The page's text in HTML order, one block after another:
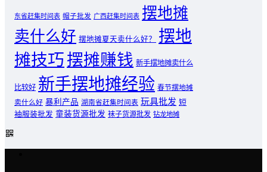
东省赶集时间表 帽子批发 广西赶集时间表 摆地摊
卖什么好 摆地摊夏天卖什么好？
摆地
摊技巧摆摊赚钱 新手摆地摊卖什么
比较好 新手摆地摊经验 春节摆地摊
卖什么好 暴利产品 湖南省赶集时间表 玩具批发 短
袖服装批发 童装货源批发 袜子货源批发 钻龙地摊